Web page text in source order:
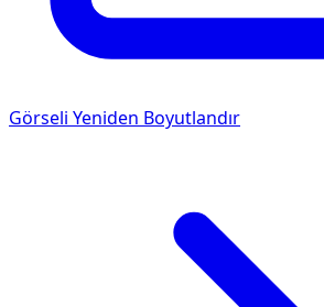
Görseli Yeniden Boyutlandır